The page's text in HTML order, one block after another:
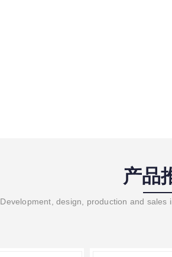
产品
Development, design, production and